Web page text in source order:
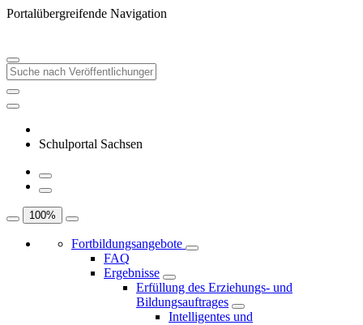
Portalübergreifende Navigation
Schulportal Sachsen
100%
Fortbildungsangebote
FAQ
Ergebnisse
Erfüllung des Erziehungs- und
Bildungsauftrages
Intelligentes und